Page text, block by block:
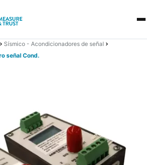
Sísmico - Acondicionadores de señal
señal Cond.